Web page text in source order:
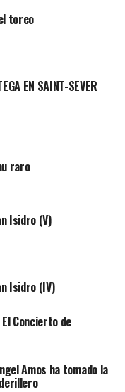
toreo
EN SAINT-SEVER
raro
Isidro (V)
Isidro (IV)
El Concierto de
Amos ha tomado la